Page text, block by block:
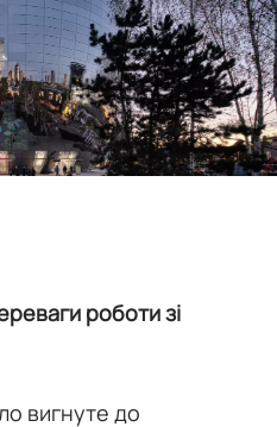
роботи зі
вигнуте до